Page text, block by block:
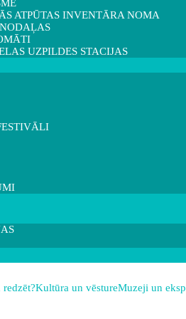
ATPŪTAS INVENTĀRA NOMA
UZPILDES STACIJAS
Kultūra un vēstureMuzeji un